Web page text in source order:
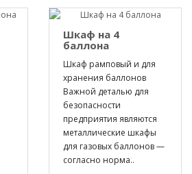
Шкаф на 4
баллона
Шкаф рамповый и для
хранения баллонов
Важной деталью для
безопасности
предприятия являются
металлические шкафы
для газовых баллонов —
согласно норма..